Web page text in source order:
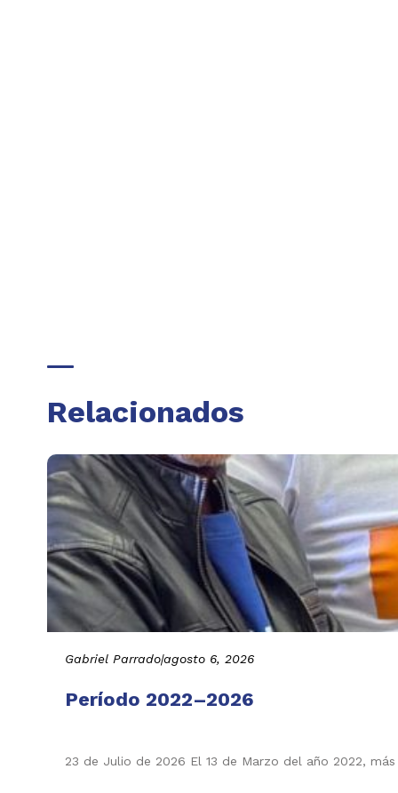
Relacionados
Gabriel Parrado|agosto 6, 2026
Período 2022–2026
23 de Julio de 2026 El 13 de Marzo del año 2022,